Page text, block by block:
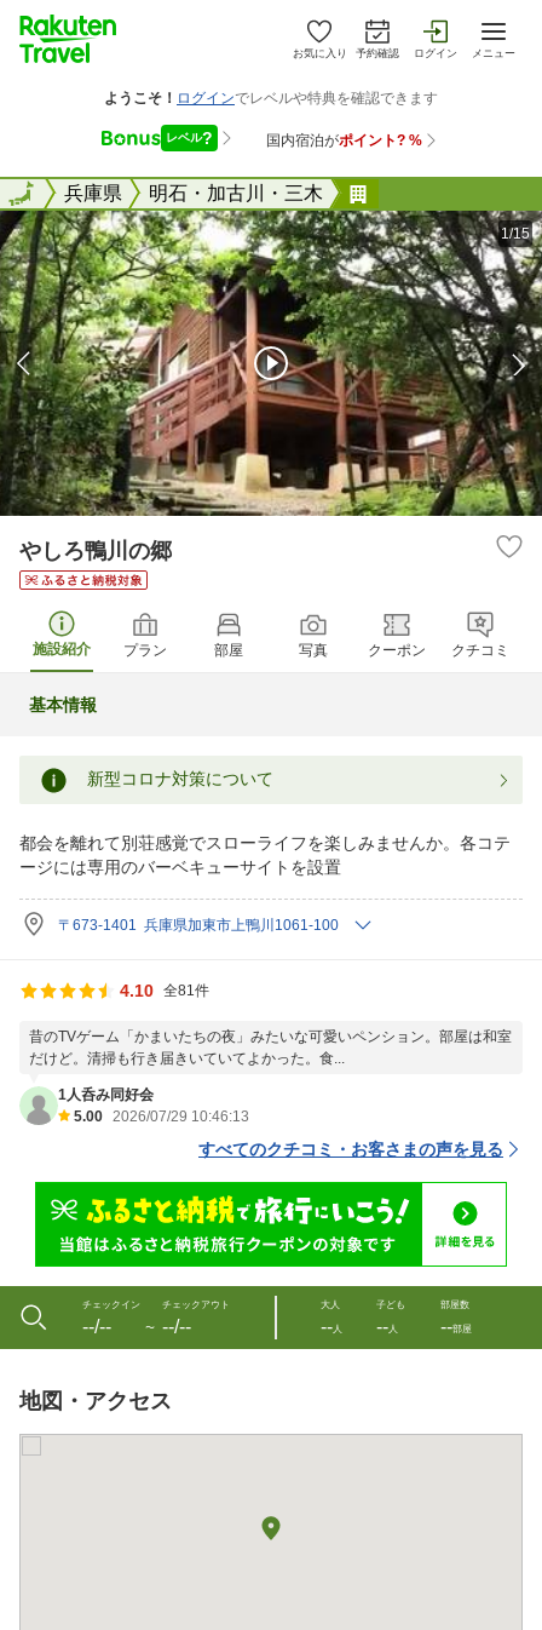
お気に入り 予約確認 ログイン メニュー
全国兵庫県 明石・加古川・三木
全国
1/15
やしろ鴨川の郷
施設紹介 プラン 部屋 写真 クーポン クチコミ
基本情報
新型コロナ対策について
都会を離れて別荘感覚でスローライフを楽しみませんか。各コテ
ージには専用のバーベキューサイトを設置
〒673-1401 兵庫県加東市上鴨川1061-100
4.10 全81件
昔のTVゲーム「かまいたちの夜」みたいな可愛いペンション。部屋は和室
だけど。清掃も行き届きいていてよかった。食...
1人呑み同好会
5.00 2026/07/29 10:46:13
すべてのクチコミ・お客さまの声を見る
チェックイン
--/-- 〜
チェックアウト
--/--
大人
--人
子ども
--人
部屋数
--部屋
地図・アクセス